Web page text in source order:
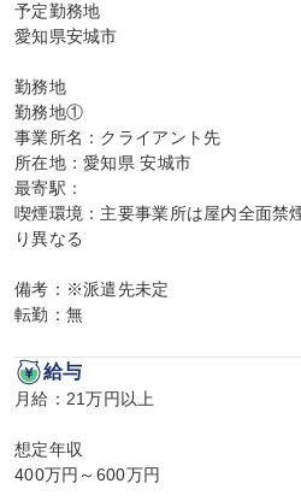
予定勤務地
愛知県安城市
勤務地
勤務地①
事業所名：クライアント先
所在地：愛知県 安城市
最寄駅：
喫煙環境：主要事業所は屋内全面禁
り異なる
備考：※派遣先未定
転勤：無
給与
月給：21万円以上
想定年収
400万円～600万円